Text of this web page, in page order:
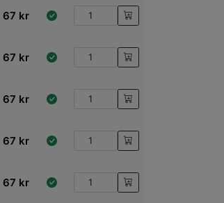
67 kr
67 kr
67 kr
67 kr
67 kr